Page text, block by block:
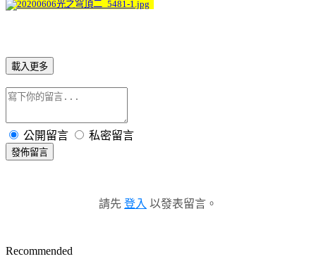
載入更多
公開留言 私密留言
發佈留言
請先 登入 以發表留言。
Recommended